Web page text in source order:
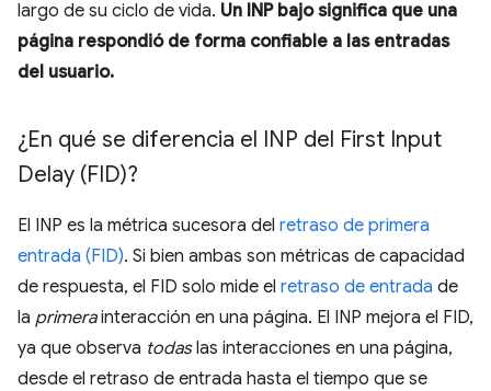
largo de su ciclo de vida. Un INP bajo significa que una
página respondió de forma confiable a las entradas
del usuario.
¿En qué se diferencia el INP del First Input
Delay (FID)?
El INP es la métrica sucesora del retraso de primera
entrada (FID). Si bien ambas son métricas de capacidad
de respuesta, el FID solo mide el retraso de entrada de
la primerainteracción en una página. El INP mejora el FID,
ya que observa todaslas interacciones en una página,
desde el retraso de entrada hasta el tiempo que se